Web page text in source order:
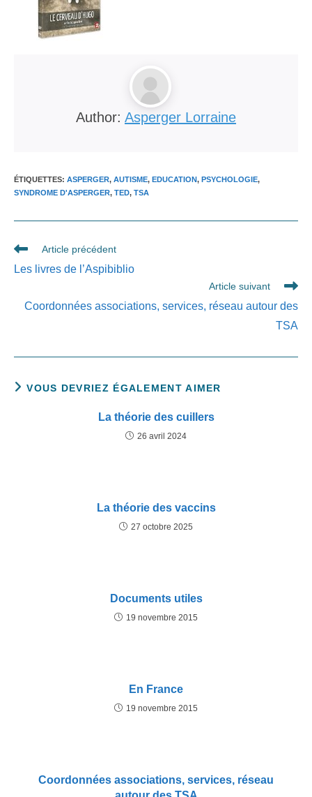
Author: Asperger Lorraine
ÉTIQUETTES: ASPERGER, AUTISME, EDUCATION, PSYCHOLOGIE,
SYNDROME D'ASPERGER, TED, TSA
Read
articles
Article précédent
Les livres de l’Aspibiblio
Article suivant
Coordonnées associations, services, réseau autour des
TSA
VOUS DEVRIEZ ÉGALEMENT AIMER
La théorie des cuillers
26 avril 2024
La théorie des vaccins
27 octobre 2025
Documents utiles
19 novembre 2015
En France
19 novembre 2015
Coordonnées associations, services, réseau